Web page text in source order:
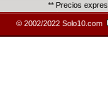
** Precios
© 2002/2022 Solo10.com